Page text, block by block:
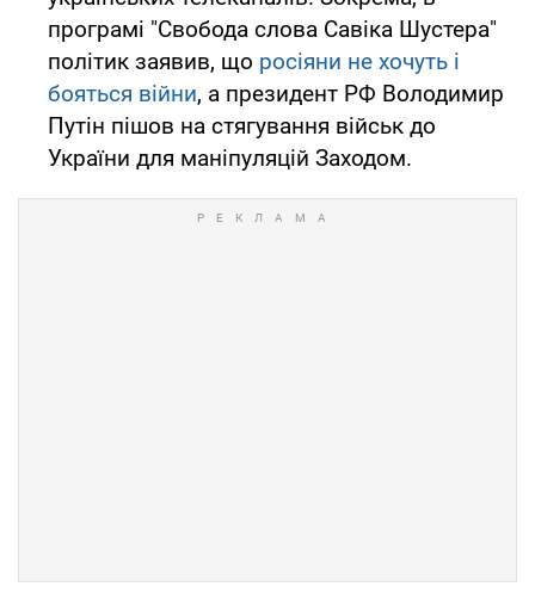
програмі "Свобода слова Савіка Шустера"
політик заявив, що росіяни не хочуть і
бояться війни, а президент РФ Володимир
Путін пішов на стягування військ до
України для маніпуляцій Заходом.